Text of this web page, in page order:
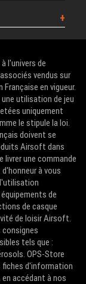
l'univers de
vendus sur
en vigueur.
utilisation de jeu
uniquement
le stipule la loi.
doivent se
Airsoft dans
livrer une commande
à vous
de
de casque
de loisir Airsoft.
tels que :
OPS-Store
fiches d'information
accédant à nos